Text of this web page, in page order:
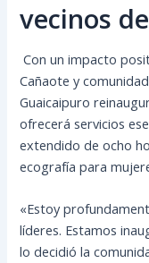
vecinos
Con un impacto
Cañaote y
Guaicaipuro
ofrecerá servicios
extendido de ocho
ecografía para
«Estoy
líderes. Estamos
lo decidió la